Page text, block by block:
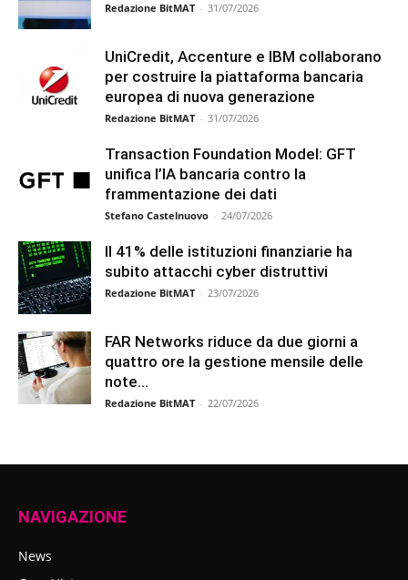
Redazione BitMAT - 31/07/2026
UniCredit, Accenture e IBM collaborano
per costruire la piattaforma bancaria
europea di nuova generazione
Redazione BitMAT - 31/07/2026
Transaction Foundation Model: GFT
unifica l’IA bancaria contro la
frammentazione dei dati
Stefano Castelnuovo - 24/07/2026
Il 41% delle istituzioni finanziarie ha
subito attacchi cyber distruttivi
Redazione BitMAT - 23/07/2026
FAR Networks riduce da due giorni a
quattro ore la gestione mensile delle
note...
Redazione BitMAT - 22/07/2026
NAVIGAZIONE
News